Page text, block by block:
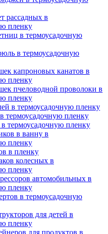
рассадных в
пленку
в термоусадочную
в термоусадочную
капроновых канатов в
пленку
пчеловодной проволоки в
пленку
в термоусадочную пленку
термоусадочную пленку
термоусадочную пленку
в ванну в
пленку
в пленку
колесных в
пленку
автомобильных в
пленку
в термоусадочную
для детей в
пленку
для продуктов в